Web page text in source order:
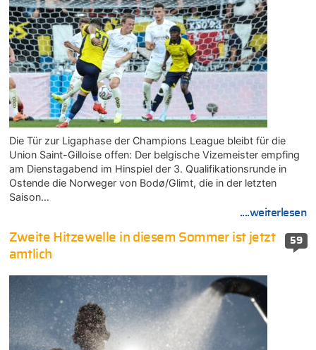
Die Tür zur Ligaphase der Champions League bleibt für die
Union Saint-Gilloise offen: Der belgische Vizemeister empfing
am Dienstagabend im Hinspiel der 3. Qualifikationsrunde in
Ostende die Norweger von Bodø/Glimt, die in der letzten
Saison…
....weiterlesen
59
Zweite Hitzewelle in diesem Sommer ist jetzt
amtlich